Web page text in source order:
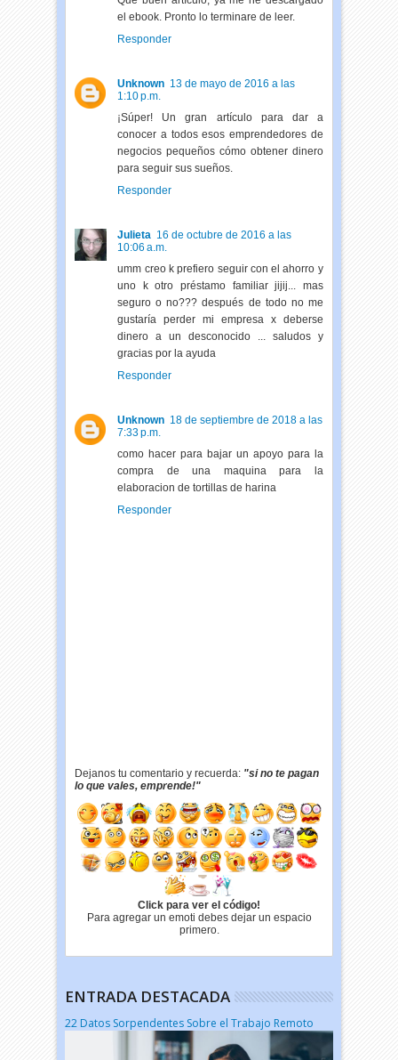
el ebook. Pronto lo terminare de leer.
Responder
Unknown 13 de mayo de 2016 a las
1:10 p.m.
¡Súper! Un gran artículo para dar a
conocer a todos esos emprendedores de
negocios pequeños cómo obtener dinero
para seguir sus sueños.
Responder
Julieta 16 de octubre de 2016 a las
10:06 a.m.
umm creo k prefiero seguir con el ahorro y
uno k otro préstamo familiar jijij... mas
seguro o no??? después de todo no me
gustaría perder mi empresa x deberse
dinero a un desconocido ... saludos y
gracias por la ayuda
Responder
Unknown 18 de septiembre de 2018 a las
7:33 p.m.
como hacer para bajar un apoyo para la
compra de una maquina para la
elaboracion de tortillas de harina
Responder
Dejanos tu comentario y recuerda: "si no te pagan
lo que vales, emprende!"
Click para ver el código!
Para agregar un emoti debes dejar un espacio
primero.
ENTRADA DESTACADA
22 Datos Sorpendentes Sobre el Trabajo Remoto